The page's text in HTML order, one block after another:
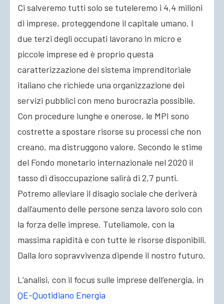
Ci salveremo tutti solo se tuteleremo i 4,4 milioni
di imprese, proteggendone il capitale umano. I
due terzi degli occupati lavorano in micro e
piccole imprese ed è proprio questa
caratterizzazione del sistema imprenditoriale
italiano che richiede una organizzazione dei
servizi pubblici con meno burocrazia possibile.
Con procedure lunghe e onerose, le MPI sono
costrette a spostare risorse su processi che non
creano, ma distruggono valore. Secondo le stime
del Fondo monetario internazionale nel 2020 il
tasso di disoccupazione salirà di 2,7 punti.
Potremo alleviare il disagio sociale che deriverà
dall’aumento delle persone senza lavoro solo con
la forza delle imprese. Tuteliamole, con la
massima rapidità e con tutte le risorse disponibili.
Dalla loro sopravvivenza dipende il nostro futuro.
L’analisi, con il focus sulle imprese dell’energia, in
QE-Quotidiano Energia